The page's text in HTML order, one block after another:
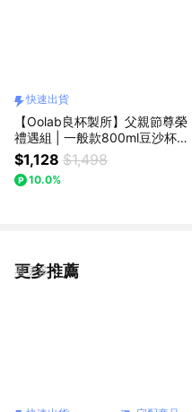
快速出貨
【Oolab良杯製所】父親節尊榮
禮遇組 | 一般款800ml豆沙杯
+木登系列800ml豆沙杯 (贈品)
燈箱磁鐵隨機款🚗快速出貨
$1,128 $1,498
10.0%
更多推薦
看更多